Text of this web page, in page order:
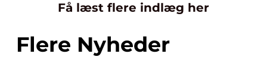
Få læst flere indlæg her
Flere Nyheder